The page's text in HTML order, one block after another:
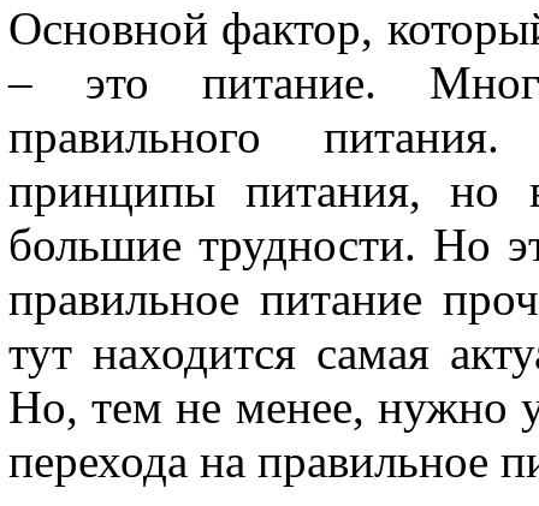
Основной фактор,
– это питание.
правильного
принципы питания, но
большие трудности. Но
правильное питание
тут находится самая
Но, тем не менее, нужно
перехода на правильное